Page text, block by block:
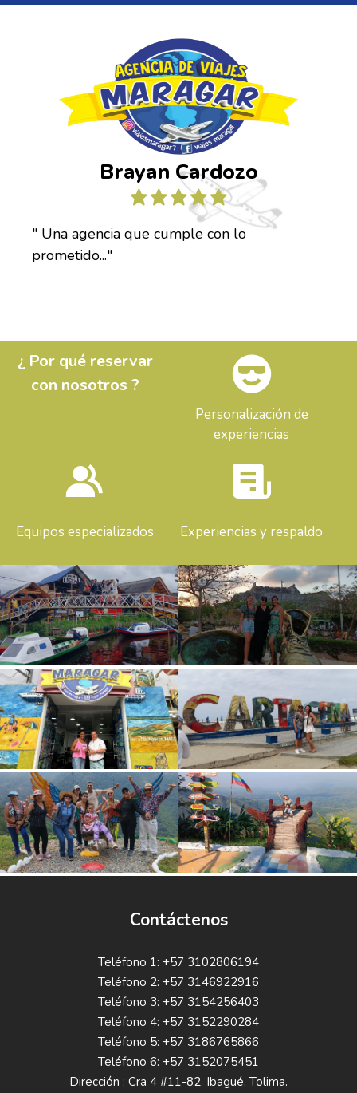
Brayan Cardozo
" Una agencia que cumple con lo
prometido..."
¿ Por qué reservar
con nosotros ?
Personalización de
experiencias
Equipos especializados Experiencias y respaldo
Contáctenos
Teléfono 1: +57 3102806194
Teléfono 2: +57 3146922916
Teléfono 3: +57 3154256403
Teléfono 4: +57 3152290284
Teléfono 5: +57 3186765866
Teléfono 6: +57 3152075451
Dirección : Cra 4 #11-82, Ibagué, Tolima.